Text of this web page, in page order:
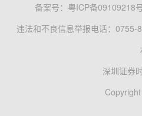
备案号： 粤ICP备09109218
违法和不良信息举报电话：0755-
深圳证券